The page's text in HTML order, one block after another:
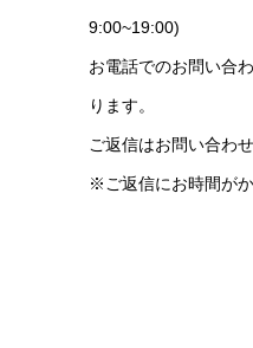
9:00~19:00)
お電話でのお問い合
ります。
ご返信はお問い合わ
※ご返信にお時間が